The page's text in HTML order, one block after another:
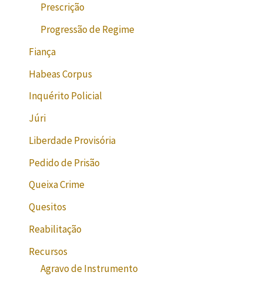
Prescrição
Progressão de Regime
Fiança
Habeas Corpus
Inquérito Policial
Júri
Liberdade Provisória
Pedido de Prisão
Queixa Crime
Quesitos
Reabilitação
Recursos
Agravo de Instrumento